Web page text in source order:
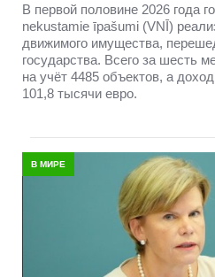
В первой половине 2026 года
nekustamie īpašumi (VNĪ)
движимого имущества,
государства. Всего за шесть
на учёт 4485 объектов, а
101,8 тысячи евро.
В МИРЕ